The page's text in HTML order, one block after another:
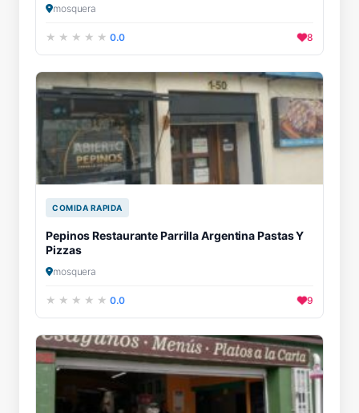
mosquera
0.0 8
COMIDA RAPIDA
Pepinos Restaurante Parrilla Argentina Pastas Y
Pizzas
mosquera
0.0 9